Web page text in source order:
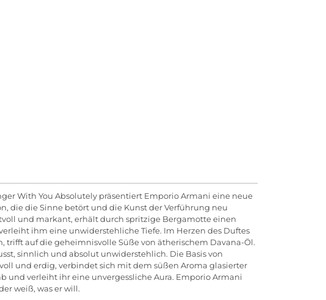
With You Absolutely präsentiert Emporio Armani eine neue
die die Sinne betört und die Kunst der Verführung neu
und markant, erhält durch spritzige Bergamotte einen
ihm eine unwiderstehliche Tiefe. Im Herzen des Duftes
trifft auf die geheimnisvolle Süße von ätherischem Davana-Öl.
sinnlich und absolut unwiderstehlich. Die Basis von
und erdig, verbindet sich mit dem süßen Aroma glasierter
und verleiht ihr eine unvergessliche Aura. Emporio Armani
weiß, was er will.